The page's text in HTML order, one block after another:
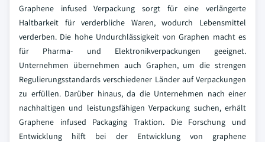
Graphene infused Verpackung sorgt für eine verlängerte
Haltbarkeit für verderbliche Waren, wodurch Lebensmittel
verderben. Die hohe Undurchlässigkeit von Graphen macht es
für Pharma- und Elektronikverpackungen geeignet.
Unternehmen übernehmen auch Graphen, um die strengen
Regulierungsstandards verschiedener Länder auf Verpackungen
zu erfüllen. Darüber hinaus, da die Unternehmen nach einer
nachhaltigen und leistungsfähigen Verpackung suchen, erhält
Graphene infused Packaging Traktion. Die Forschung und
Entwicklung hilft bei der Entwicklung von graphene